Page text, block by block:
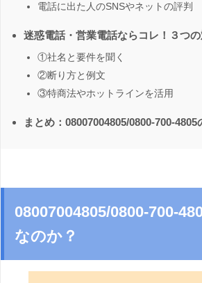
電話に出た人のSNSやネットの評判
迷惑電話・営業電話ならコレ！３つ
①社名と要件を聞く
②断り方と例文
③特商法やホットラインを活用
まとめ：08007004805/0800-700-
08007004805/0800-700-
なのか？